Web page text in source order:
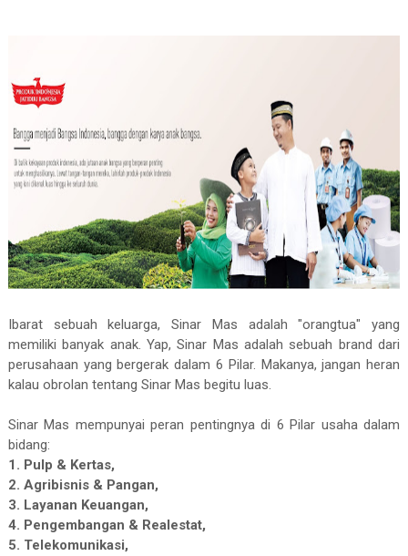
Ibarat sebuah keluarga, Sinar Mas adalah "orangtua" yang
memiliki banyak anak. Yap, Sinar Mas adalah sebuah brand dari
perusahaan yang bergerak dalam 6 Pilar. Makanya, jangan heran
kalau obrolan tentang Sinar Mas begitu luas.
Sinar Mas mempunyai peran pentingnya di 6 Pilar usaha dalam
bidang:
1. Pulp & Kertas,
2. Agribisnis & Pangan,
3. Layanan Keuangan,
4. Pengembangan & Realestat,
5. Telekomunikasi,